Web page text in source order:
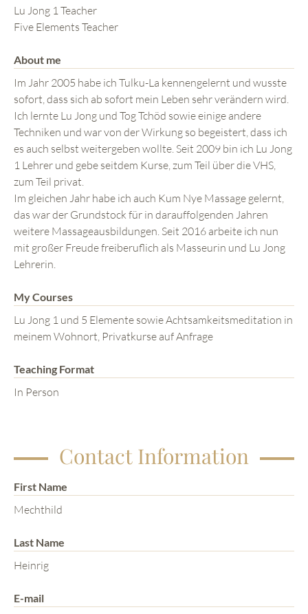
Lu Jong 1 Teacher
Five Elements Teacher
About me
Im Jahr 2005 habe ich Tulku-La kennengelernt und wusste
sofort, dass sich ab sofort mein Leben sehr verändern wird.
Ich lernte Lu Jong und Tog Tchöd sowie einige andere
Techniken und war von der Wirkung so begeistert, dass ich
es auch selbst weitergeben wollte. Seit 2009 bin ich Lu Jong
1 Lehrer und gebe seitdem Kurse, zum Teil über die VHS,
zum Teil privat.
Im gleichen Jahr habe ich auch Kum Nye Massage gelernt,
das war der Grundstock für in darauffolgenden Jahren
weitere Massageausbildungen. Seit 2016 arbeite ich nun
mit großer Freude freiberuflich als Masseurin und Lu Jong
Lehrerin.
My Courses
Lu Jong 1 und 5 Elemente sowie Achtsamkeitsmeditation in
meinem Wohnort, Privatkurse auf Anfrage
Teaching Format
In Person
Contact Information
First Name
Mechthild
Last Name
Heinrig
E-mail